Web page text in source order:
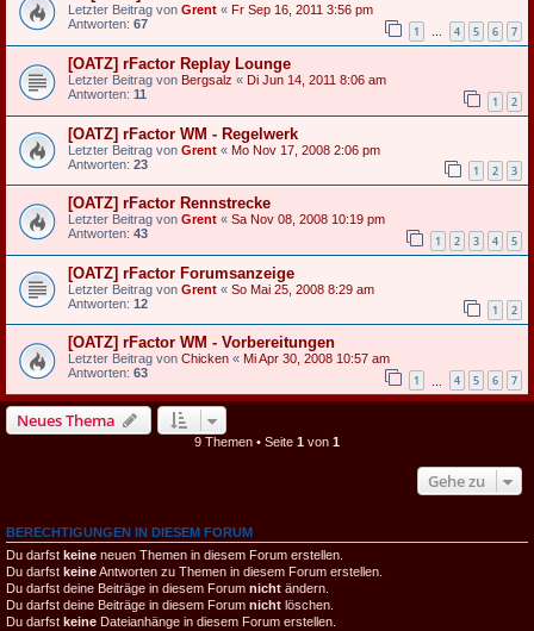
Letzter Beitrag von Grent « Fr Sep 16, 2011 3:56 pm
Antworten: 67 1 … 4 5 6 7
[OATZ] rFactor Replay Lounge
Letzter Beitrag von Bergsalz « Di Jun 14, 2011 8:06 am
Antworten: 11 1 2
[OATZ] rFactor WM - Regelwerk
Letzter Beitrag von Grent « Mo Nov 17, 2008 2:06 pm
Antworten: 23 1 2 3
[OATZ] rFactor Rennstrecke
Letzter Beitrag von Grent « Sa Nov 08, 2008 10:19 pm
Antworten: 43 1 2 3 4 5
[OATZ] rFactor Forumsanzeige
Letzter Beitrag von Grent « So Mai 25, 2008 8:29 am
Antworten: 12 1 2
[OATZ] rFactor WM - Vorbereitungen
Letzter Beitrag von Chicken « Mi Apr 30, 2008 10:57 am
Antworten: 63 1 4 5 6 7
Neues Thema
9 Themen • Seite 1 von 1
Gehe zu
BERECHTIGUNGEN IN DIESEM FORUM
Du darfst keine neuen Themen in diesem Forum erstellen.
Du darfst keineAntworten zu Themen in diesem Forum erstellen.
Du darfst deine Beiträge in diesem Forum nicht ändern.
Du darfst deine Beiträge in diesem Forum nicht löschen.
Du darfst keine Dateianhänge in diesem Forum erstellen.